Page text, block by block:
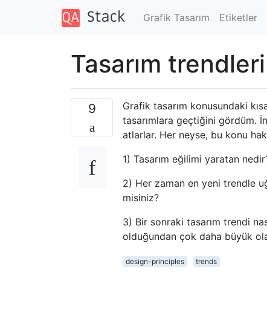
Grafik Tasarım Etiketler
Tasarım
9
Grafik tasarım konusundaki
tasarımlara geçtiğini gördüm.
atlarlar. Her neyse, bu konu
1) Tasarım eğilimi yaratan
2) Her zaman en yeni trendle
misiniz?
3) Bir sonraki tasarım trendi
olduğundan çok daha büyük
design-principles trends